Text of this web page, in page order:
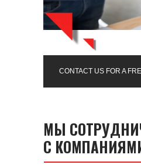
CONTACT US FOR A
МЫ
С